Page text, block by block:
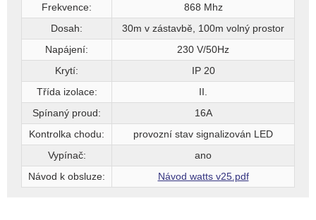
Frekvence:
868 Mhz
Dosah:
30m v zástavbě, 100m volný prostor
Napájení:
230 V/50Hz
Krytí:
IP 20
Třída izolace:
II.
Spínaný proud:
16A
Kontrolka chodu:
provozní stav signalizován LED
Vypínač:
ano
Návod k obsluze:
Návod watts v25.pdf